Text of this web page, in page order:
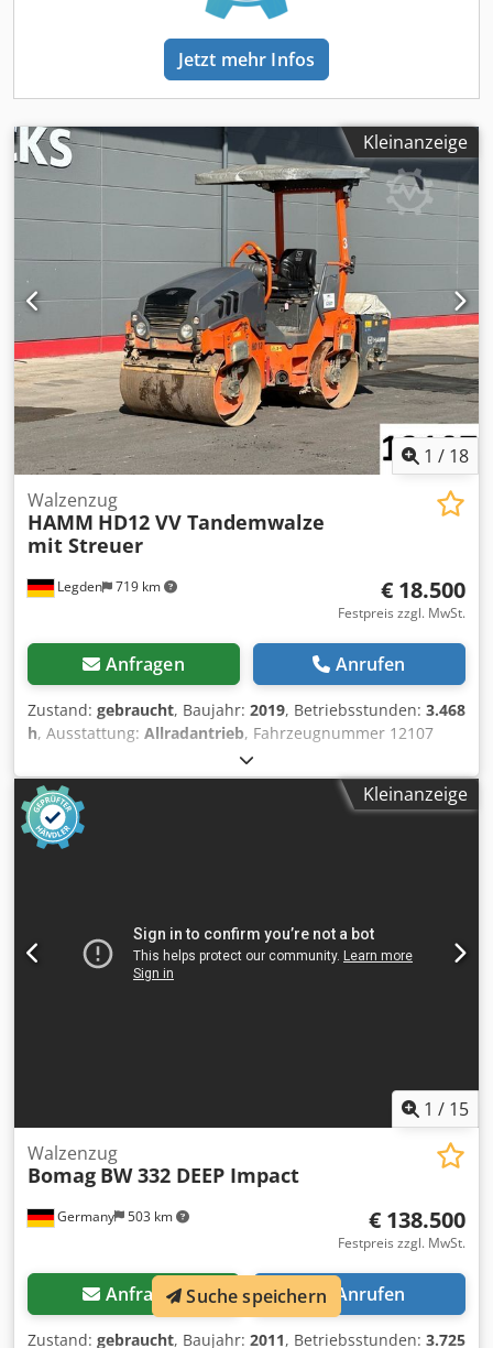
Jetzt mehr Infos
Kleinanzeige
1 / 18
Legden 719 km
Walzenzug
HAMM HD12 VV Tandemwalze
mit Streuer
€ 18.500
Festpreis zzgl. MwSt.
Anfragen Anrufen
Zustand: gebraucht, Baujahr: 2019, Betriebsstunden: 3.468
h, Ausstattung: Allradantrieb, Fahrzeugnummer 12107
Cedpfxoy T Uims Agujha Irrtümer & Zwischenverkauf
vorbehalten
Kleinanzeige
1 / 15
Germany 503 km
Walzenzug
Bomag BW 332 DEEP Impact
€ 138.500
Festpreis zzgl. MwSt.
Anfragen Anrufen
Zustand: gebraucht, Baujahr: 2011, Betriebsstunden: 3.725
Suche speichern